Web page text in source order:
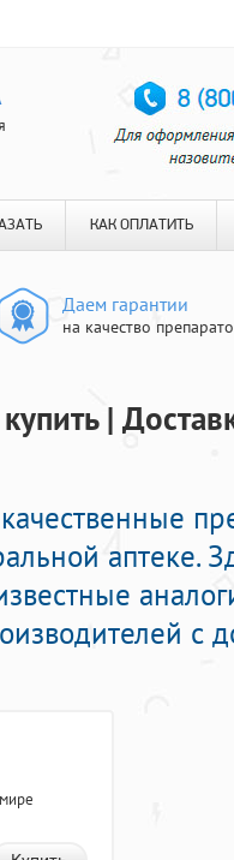
КАК ОПЛАТИТЬ
Даем гарантии
на качество
|
аптеке.
с